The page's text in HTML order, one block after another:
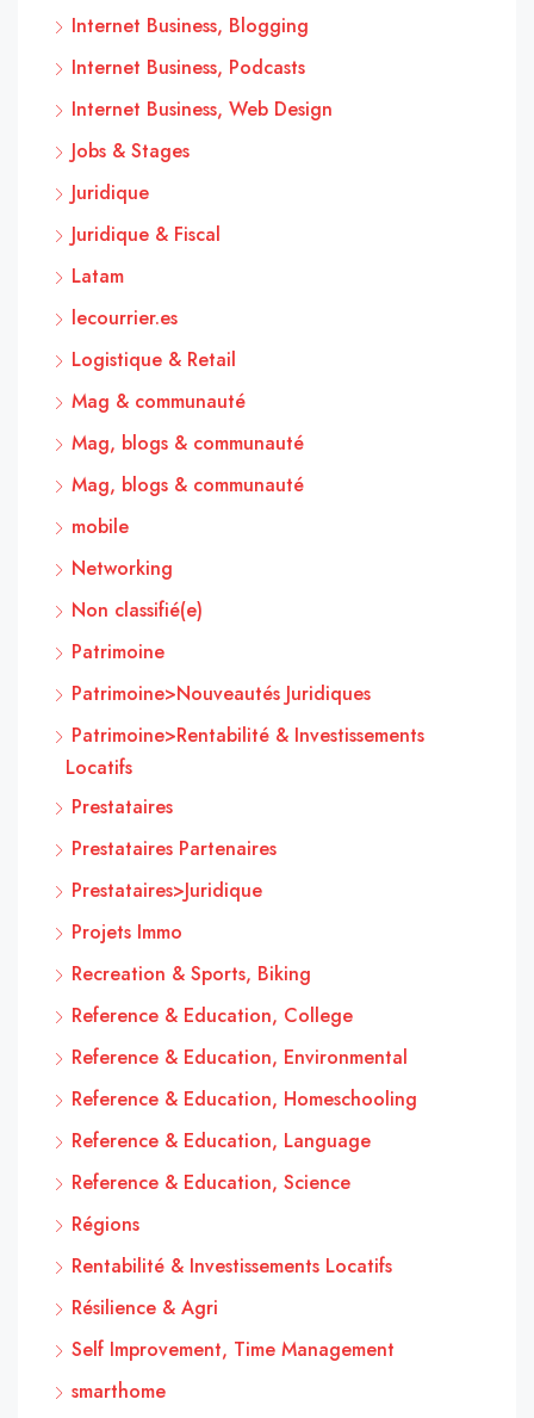
Internet Business, Blogging
Internet Business, Podcasts
Internet Business, Web Design
Jobs & Stages
Juridique
Juridique & Fiscal
Latam
lecourrier.es
Logistique & Retail
Mag & communauté
Mag, blogs & communauté
Mag, blogs & communauté
mobile
Networking
Non classifié(e)
Patrimoine
Patrimoine>Nouveautés Juridiques
Patrimoine>Rentabilité & Investissements
Locatifs
Prestataires
Prestataires Partenaires
Prestataires>Juridique
Projets Immo
Recreation & Sports, Biking
Reference & Education, College
Reference & Education, Environmental
Reference & Education, Homeschooling
Reference & Education, Language
Reference & Education, Science
Régions
Rentabilité & Investissements Locatifs
Résilience & Agri
Self Improvement, Time Management
smarthome